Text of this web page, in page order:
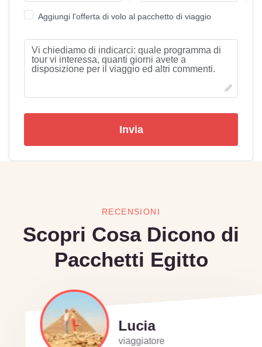
Aggiungi l'offerta di volo al pacchetto di viaggio
Invia
RECENSIONI
Scopri Cosa Dicono di
Pacchetti Egitto
Lucia
viaggiatore